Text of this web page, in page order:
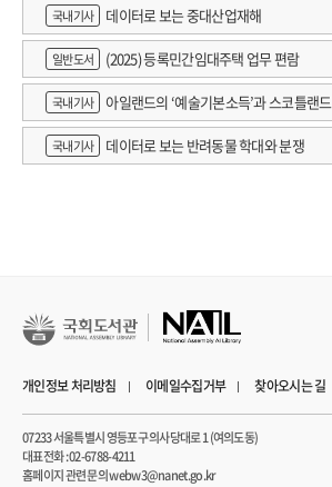
국내기사 데이터로 보는 중대산업재해
일반도서 (2025) 등록민간임대주택 업무 편람
국내기사
아일랜드의 ‘예술기본소득’과 스코틀랜
책 논의
국내기사 데이터로 보는 반려동물 학대와 분쟁
개인정보 처리방침 이메일수집거부 찾아오시는 길
07233 서울특별시 영등포구 의사당대로 1 (여의도동)
대표전화 : 02-6788-4211
홈페이지 관련 문의 webw3@nanet.go.kr